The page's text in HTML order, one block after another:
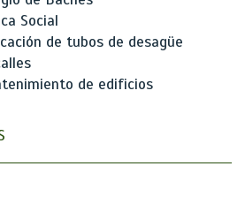
Social
de tubos de desagüe
de edificios